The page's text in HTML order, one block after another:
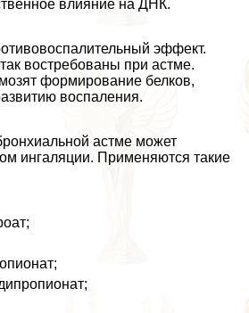
влияние на ДНК.
эффект.
востребованы при астме.
формирование белков,
воспаления.
астме может
ингаляции. Применяются такие